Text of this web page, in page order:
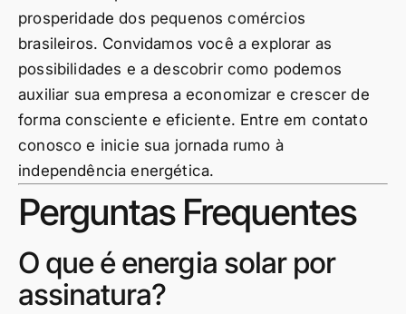
prosperidade dos pequenos comércios
brasileiros. Convidamos você a explorar as
possibilidades e a descobrir como podemos
auxiliar sua empresa a economizar e crescer de
forma consciente e eficiente. Entre em contato
conosco e inicie sua jornada rumo à
independência energética.
Perguntas Frequentes
O que é energia solar por
assinatura?